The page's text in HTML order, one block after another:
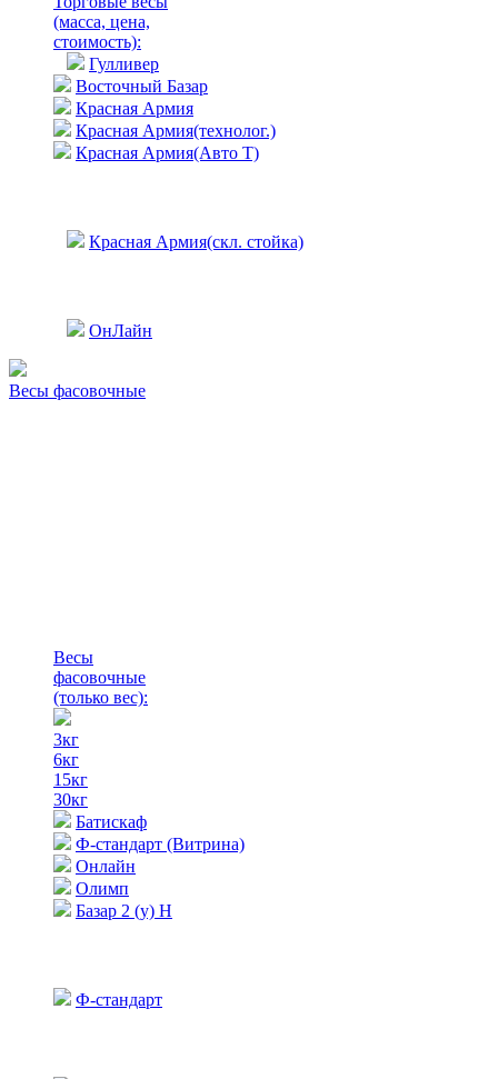
(масса, цена,
стоимость):
Гулливер
Восточный Базар
Красная Армия
Красная Армия(технолог.)
Красная Армия(Авто Т)
Красная Армия(скл. стойка)
ОнЛайн
Весы фасовочные
Весы
фасовочные
(только вес):
3кг
6кг
15кг
30кг
Батискаф
Ф-стандарт (Витрина)
Онлайн
Олимп
Базар 2 (у) Н
Ф-стандарт